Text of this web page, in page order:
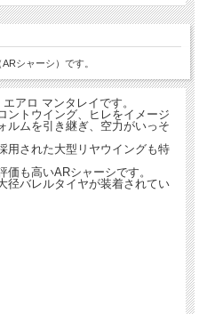
シャーシ）です。
アロ マンタレイです。
トウイング、ヒレをイメージ
ルムを引き継ぎ、空力がいっそ
用された大型リヤウイングも特
も高いARシャーシです。
径バレルタイヤが装着されてい